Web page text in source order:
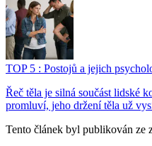
TOP 5 : Postojů a jejich
Řeč těla je silná součást lidské
promluví, jeho držení těla už
Tento článek byl publikován ze